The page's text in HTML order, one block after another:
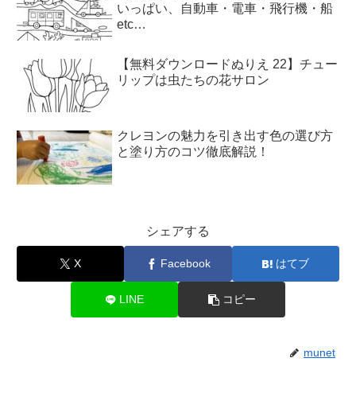
いっぱい、自動車・電車・飛行機・船
etc…
【無料ダウンロードぬりえ 22】チュー
リップは虫たちの花サロン
クレヨンの魅力を引き出す色の選び方
と塗り方のコツ徹底解説！
シェアする
X Facebook はてブ
LINE コピー
munet